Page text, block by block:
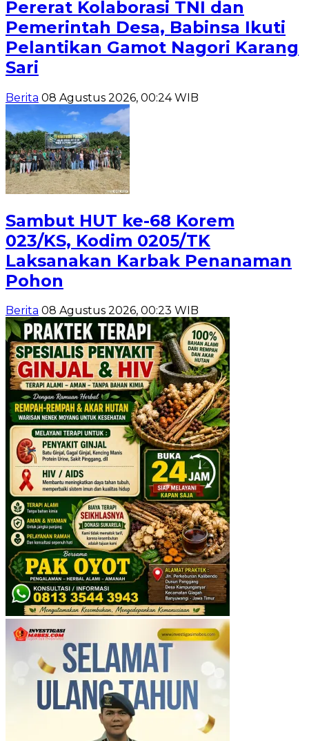
Pererat Kolaborasi TNI dan
Pemerintah Desa, Babinsa Ikuti
Pelantikan Gamot Nagori Karang
Sari
Berita 08 Agustus 2026, 00:24 WIB
Sambut HUT ke-68 Korem
023/KS, Kodim 0205/TK
Laksanakan Karbak Penanaman
Pohon
Berita 08 Agustus 2026, 00:23 WIB